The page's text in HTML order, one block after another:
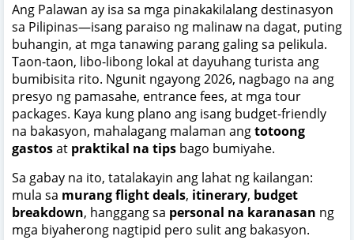
Ang Palawan ay isa sa mga pinakakilalang destinasyon
sa Pilipinas—isang paraiso ng malinaw na dagat, puting
buhangin, at mga tanawing parang galing sa pelikula.
Taon-taon, libo-libong lokal at dayuhang turista ang
bumibisita rito. Ngunit ngayong 2026, nagbago na ang
presyo ng pamasahe, entrance fees, at mga tour
packages. Kaya kung plano ang isang budget-friendly
na bakasyon, mahalagang malaman angtotoong
gastosat praktikal na tips bago bumiyahe.
Sa gabay na ito, tatalakayin ang lahat ng kailangan:
mula sa murang flight deals, itinerary, budget
breakdown, hanggang sa personal na karanasan ng
mga biyaherong nagtipid pero sulit ang bakasyon.